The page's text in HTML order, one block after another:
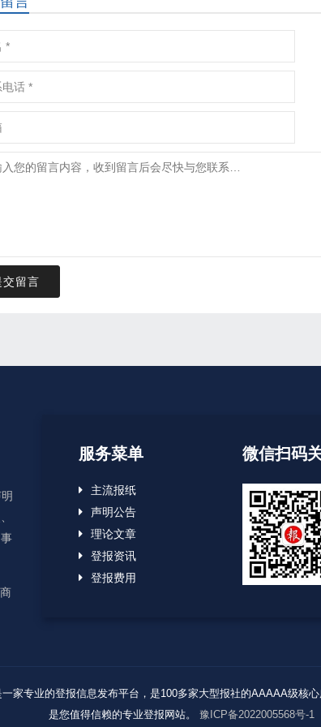
交留言
服务菜单
主流报纸
声明公告
理论文章
登报资讯
登报费用
微信扫码
家专业的登报信息发布平台，是100多家大型报社的AAAAA级核
是您值得信赖的专业登报网站。 豫ICP备2022005568号-1